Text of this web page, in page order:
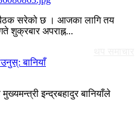
बैठक सरेको छ । आजका लागि तय
शुक्रबार अपराह्न...
बानियाँ
इन्द्रबहादुर बानियाँले